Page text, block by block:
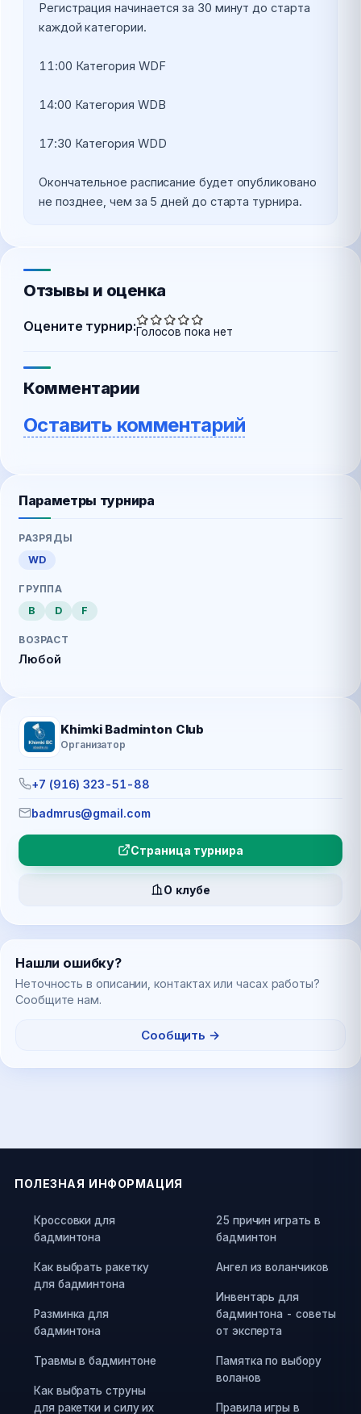
Регистрация начинается за 30 минут до старта
каждой категории.
11:00 Категория WDF
14:00 Категория WDB
17:30 Категория WDD
Окончательное расписание будет опубликовано
не позднее, чем за 5 дней до старта турнира.
Отзывы и оценка
Оцените турнир:Голосов пока нет
Комментарии
Оставить комментарий
Параметры турнира
РАЗРЯДЫ
WD
ГРУППА
B
D F
ВОЗРАСТ
Любой
Khimki Badminton Club
Организатор
+7 (916) 323-51-88
badmrus@gmail.com
Страница турнира
О клубе
Нашли ошибку?
Неточность в описании, контактах или часах работы?
Сообщите нам.
Сообщить →
ПОЛЕЗНАЯ ИНФОРМАЦИЯ
Кроссовки для
бадминтона
Как выбрать ракетку
для бадминтона
Разминка для
бадминтона
Травмы в бадминтоне
Как выбрать струны
для ракетки и силу их
25 причин играть в
бадминтон
Ангел из воланчиков
Инвентарь для
бадминтона - советы
от эксперта
Памятка по выбору
воланов
Правила игры в